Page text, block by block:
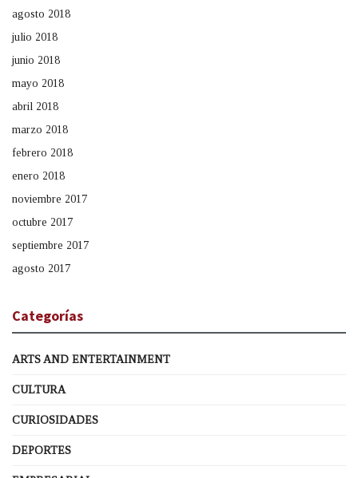
agosto 2018
julio 2018
junio 2018
mayo 2018
abril 2018
marzo 2018
febrero 2018
enero 2018
noviembre 2017
octubre 2017
septiembre 2017
agosto 2017
Categorías
ARTS AND ENTERTAINMENT
CULTURA
CURIOSIDADES
DEPORTES